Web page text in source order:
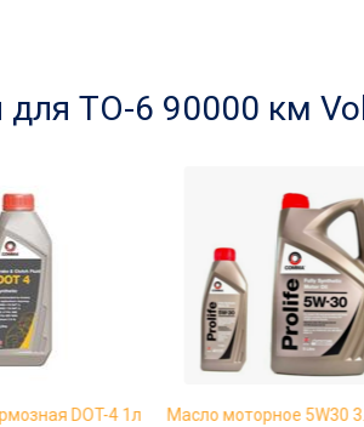
для ТО-6 90000 км
DOT-4 1л
Масло моторное 5W30